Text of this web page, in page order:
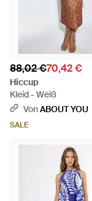
88,02 €70,42 €
Hiccup
Kleid - Weiß
VonABOUT YOU
SALE